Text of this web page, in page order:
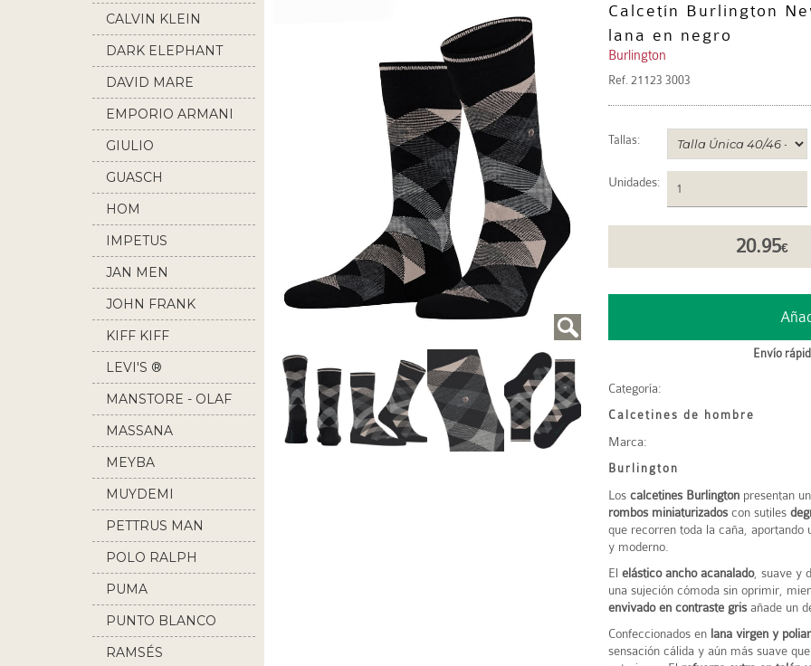
CALVIN KLEIN
DARK ELEPHANT
DAVID MARE
EMPORIO ARMANI
GIULIO
GUASCH
HOM
IMPETUS
JAN MEN
JOHN FRANK
KIFF KIFF
LEVI'S ®
MANSTORE - OLAF
BENZ
MASSANA
MEYBA
MUYDEMI
PETTRUS MAN
POLO RALPH
LAUREN
PUMA
PUNTO BLANCO
RAMSÉS
Calcetín Burlington
lana en negro
Burlington
Ref. 21123 3003
Tallas:
Unidades:
20.95€
Envío
Categoría:
Calcetines de hombre
Marca:
Burlington
Los calcetines Burlington presentan
rombos miniaturizados con sutiles
que recorren toda la caña, aportando
y moderno.
El elástico ancho acanalado, suave y
una sujeción cómoda sin oprimir,
envivado en contraste gris añade un
Confeccionados en lana virgen y
sensación cálida y aún más suave